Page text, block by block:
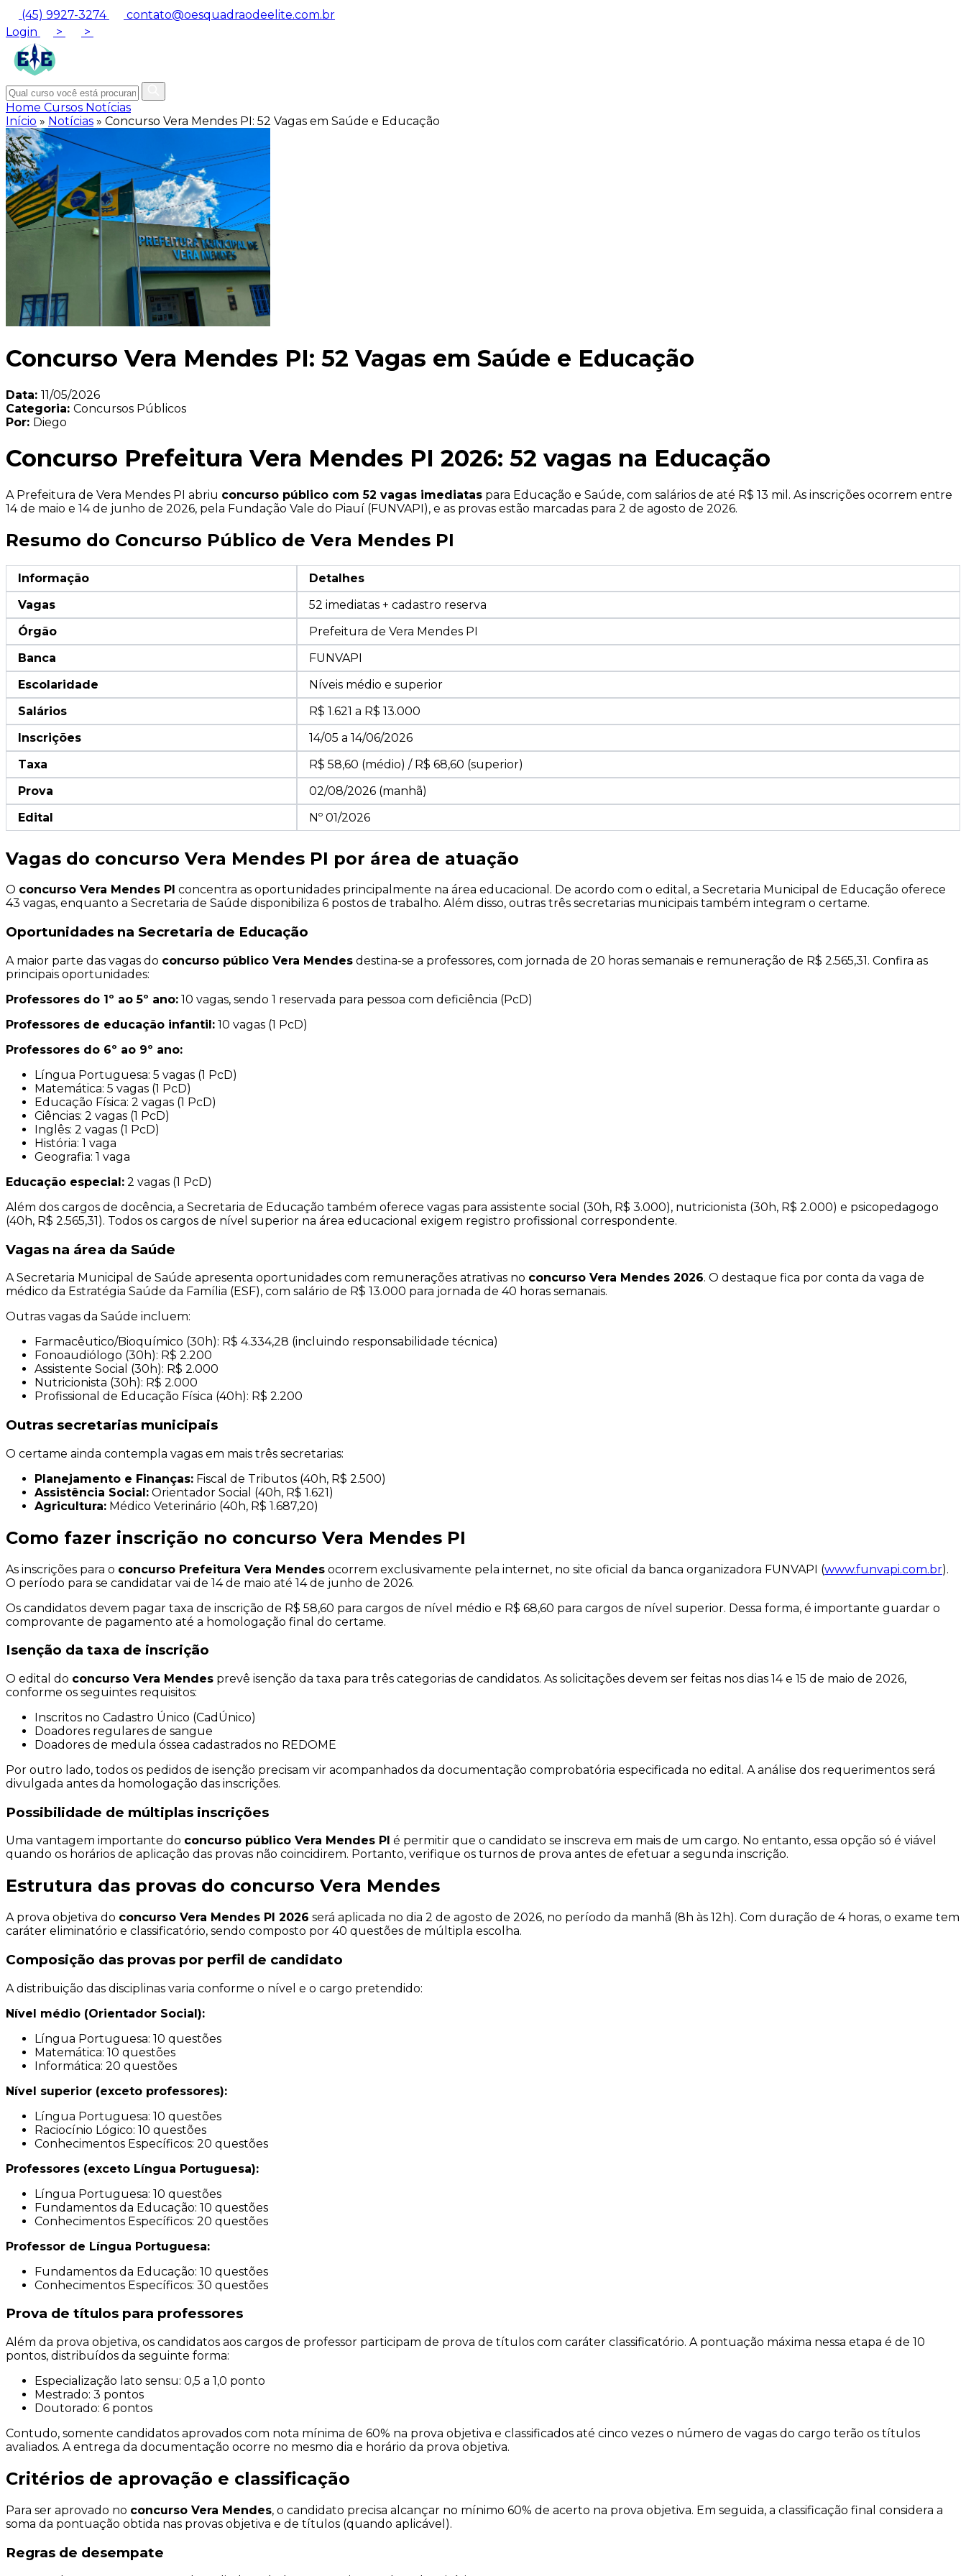
(45) 9927-3274
contato@oesquadraodeelite.com.br
Login
> >
Home Cursos Notícias
Início » Notícias » Concurso Vera Mendes PI: 52 Vagas em Saúde e Educação
Concurso Vera Mendes PI: 52 Vagas em Saúde e Educação
Data: 11/05/2026
Categoria: Concursos Públicos
Por: Diego
Concurso Prefeitura Vera Mendes PI 2026: 52 vagas na Educação
A Prefeitura de Vera Mendes PI abriu concurso público com 52 vagas imediatas para Educação e Saúde, com salários de até R$ 13 mil. As inscrições ocorrem entre
14 de maio e 14 de junho de 2026, pela Fundação Vale do Piauí (FUNVAPI), e as provas estão marcadas para 2 de agosto de 2026.
Resumo do Concurso Público de Vera Mendes PI
Informação
Detalhes
Vagas
52 imediatas + cadastro reserva
Órgão
Prefeitura de Vera Mendes PI
Banca
FUNVAPI
Escolaridade
Níveis médio e superior
Salários
R$ 1.621 a R$ 13.000
Inscrições
14/05 a 14/06/2026
Taxa
R$ 58,60 (médio) / R$ 68,60 (superior)
Prova
02/08/2026 (manhã)
Edital
Nº 01/2026
Vagas do concurso Vera Mendes PI por área de atuação
O concurso Vera Mendes PI concentra as oportunidades principalmente na área educacional. De acordo com o edital, a Secretaria Municipal de Educação oferece
43 vagas, enquanto a Secretaria de Saúde disponibiliza 6 postos de trabalho. Além disso, outras três secretarias municipais também integram o certame.
Oportunidades na Secretaria de Educação
A maior parte das vagas do concurso público Vera Mendes destina-se a professores, com jornada de 20 horas semanais e remuneração de R$ 2.565,31. Confira as
principais oportunidades:
Professores do 1º ao 5º ano: 10 vagas, sendo 1 reservada para pessoa com deficiência (PcD)
Professores de educação infantil: 10 vagas (1 PcD)
Professores do 6º ao 9º ano:
Língua Portuguesa: 5 vagas (1 PcD)
Matemática: 5 vagas (1 PcD)
Educação Física: 2 vagas (1 PcD)
Ciências: 2 vagas (1 PcD)
Inglês: 2 vagas (1 PcD)
História: 1 vaga
Geografia: 1 vaga
Educação especial: 2 vagas (1 PcD)
Além dos cargos de docência, a Secretaria de Educação também oferece vagas para assistente social (30h, R$ 3.000), nutricionista (30h, R$ 2.000) e psicopedagogo
(40h, R$ 2.565,31). Todos os cargos de nível superior na área educacional exigem registro profissional correspondente.
Vagas na área da Saúde
A Secretaria Municipal de Saúde apresenta oportunidades com remunerações atrativas no concurso Vera Mendes 2026. O destaque fica por conta da vaga de
médico da Estratégia Saúde da Família (ESF), com salário de R$ 13.000 para jornada de 40 horas semanais.
Outras vagas da Saúde incluem:
Farmacêutico/Bioquímico (30h): R$ 4.334,28 (incluindo responsabilidade técnica)
Fonoaudiólogo (30h): R$ 2.200
Assistente Social (30h): R$ 2.000
Nutricionista (30h): R$ 2.000
Profissional de Educação Física (40h): R$ 2.200
Outras secretarias municipais
O certame ainda contempla vagas em mais três secretarias:
Planejamento e Finanças: Fiscal de Tributos (40h, R$ 2.500)
Assistência Social: Orientador Social (40h, R$ 1.621)
Agricultura: Médico Veterinário (40h, R$ 1.687,20)
Como fazer inscrição no concurso Vera Mendes PI
As inscrições para o concurso Prefeitura Vera Mendes ocorrem exclusivamente pela internet, no site oficial da banca organizadora FUNVAPI (www.funvapi.com.br).
O período para se candidatar vai de 14 de maio até 14 de junho de 2026.
Os candidatos devem pagar taxa de inscrição de R$ 58,60 para cargos de nível médio e R$ 68,60 para cargos de nível superior. Dessa forma, é importante guardar o
comprovante de pagamento até a homologação final do certame.
Isenção da taxa de inscrição
O edital do concurso Vera Mendes prevê isenção da taxa para três categorias de candidatos. As solicitações devem ser feitas nos dias 14 e 15 de maio de 2026,
conforme os seguintes requisitos:
Inscritos no Cadastro Único (CadÚnico)
Doadores regulares de sangue
Doadores de medula óssea cadastrados no REDOME
Por outro lado, todos os pedidos de isenção precisam vir acompanhados da documentação comprobatória especificada no edital. A análise dos requerimentos será
divulgada antes da homologação das inscrições.
Possibilidade de múltiplas inscrições
Uma vantagem importante do concurso público Vera Mendes PI é permitir que o candidato se inscreva em mais de um cargo. No entanto, essa opção só é viável
quando os horários de aplicação das provas não coincidirem. Portanto, verifique os turnos de prova antes de efetuar a segunda inscrição.
Estrutura das provas do concurso Vera Mendes
A prova objetiva do concurso Vera Mendes PI 2026 será aplicada no dia 2 de agosto de 2026, no período da manhã (8h às 12h). Com duração de 4 horas, o exame tem
caráter eliminatório e classificatório, sendo composto por 40 questões de múltipla escolha.
Composição das provas por perfil de candidato
A distribuição das disciplinas varia conforme o nível e o cargo pretendido:
Nível médio (Orientador Social):
Língua Portuguesa: 10 questões
Matemática: 10 questões
Informática: 20 questões
Nível superior (exceto professores):
Língua Portuguesa: 10 questões
Raciocínio Lógico: 10 questões
Conhecimentos Específicos: 20 questões
Professores (exceto Língua Portuguesa):
Língua Portuguesa: 10 questões
Fundamentos da Educação: 10 questões
Conhecimentos Específicos: 20 questões
Professor de Língua Portuguesa:
Fundamentos da Educação: 10 questões
Conhecimentos Específicos: 30 questões
Prova de títulos para professores
Além da prova objetiva, os candidatos aos cargos de professor participam de prova de títulos com caráter classificatório. A pontuação máxima nessa etapa é de 10
pontos, distribuídos da seguinte forma:
Especialização lato sensu: 0,5 a 1,0 ponto
Mestrado: 3 pontos
Doutorado: 6 pontos
Contudo, somente candidatos aprovados com nota mínima de 60% na prova objetiva e classificados até cinco vezes o número de vagas do cargo terão os títulos
avaliados. A entrega da documentação ocorre no mesmo dia e horário da prova objetiva.
Critérios de aprovação e classificação
Para ser aprovado no concurso Vera Mendes, o candidato precisa alcançar no mínimo 60% de acerto na prova objetiva. Em seguida, a classificação final considera a
soma da pontuação obtida nas provas objetiva e de títulos (quando aplicável).
Regras de desempate